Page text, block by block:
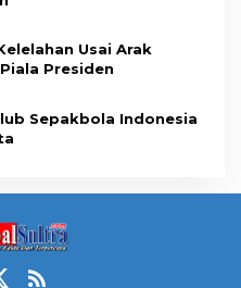
Usai Arak
Presiden
Sepakbola Indonesia